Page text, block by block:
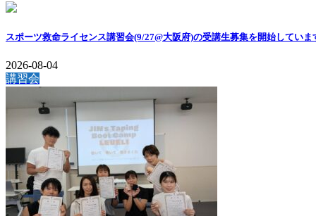
スポーツ救命ライセンス講習会(9/27@大阪府)の受講生募集を開始していま
2026-08-04
講習会